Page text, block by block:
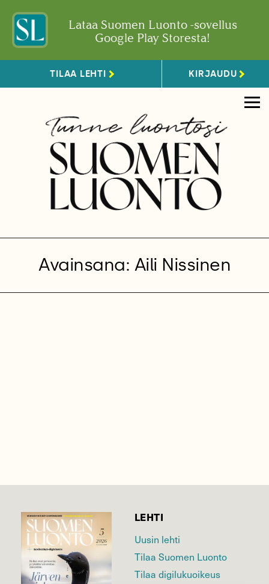
Lataa Suomen Luonto -sovellus
Google Play Storesta!
TILAA LEHTI KIRJAUDU
Avainsana: Aili Nissinen
LEHTI
Uusin lehti
Tilaa Suomen Luonto
Tilaa digilukuoikeus